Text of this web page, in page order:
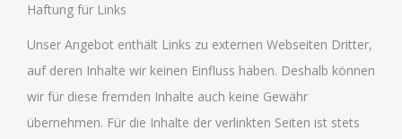
Haftung für Links
Unser Angebot enthält Links zu externen Webseiten Dritter,
auf deren Inhalte wir keinen Einfluss haben. Deshalb können
wir für diese fremden Inhalte auch keine Gewähr
übernehmen. Für die Inhalte der verlinkten Seiten ist stets